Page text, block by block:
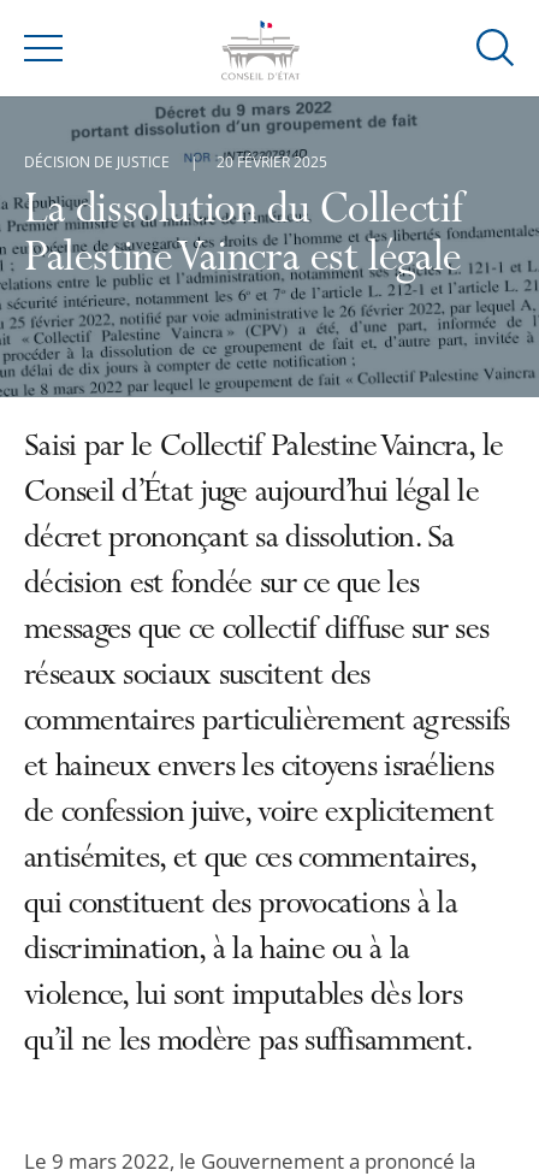
Menu
Ouvrir
La dissolution du Collectif
Palestine Vaincra est légale
DÉCISION DE JUSTICE 20 FÉVRIER 2025
Saisi par le Collectif Palestine Vaincra, le
Conseil d’État juge aujourd’hui légal le
décret prononçant sa dissolution. Sa
décision est fondée sur ce que les
messages que ce collectif diffuse sur ses
réseaux sociaux suscitent des
commentaires particulièrement agressifs
et haineux envers les citoyens israéliens
de confession juive, voire explicitement
antisémites, et que ces commentaires,
qui constituent des provocations à la
discrimination, à la haine ou à la
violence, lui sont imputables dès lors
qu’il ne les modère pas suffisamment.
Le 9 mars 2022, le Gouvernement a prononcé la